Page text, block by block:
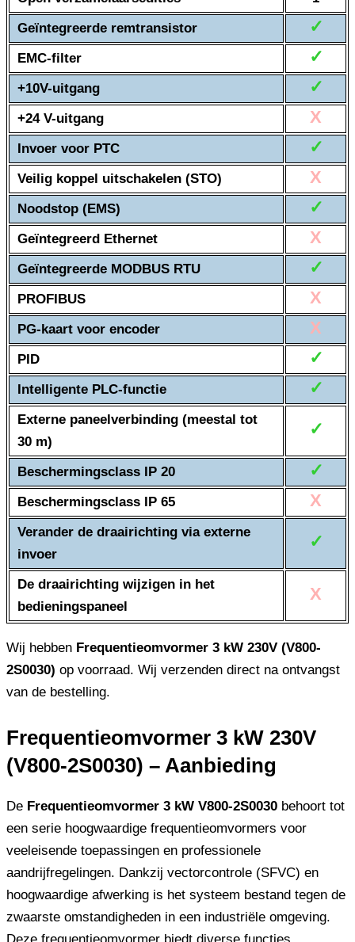
Geïntegreerde remtransistor
✓
EMC-filter ✓
+10V-uitgang ✓
+24 V-uitgang X
Invoer voor PTC ✓
Veilig koppel uitschakelen (STO) X
Noodstop (EMS) ✓
Geïntegreerd Ethernet X
Geïntegreerde MODBUS RTU ✓
PROFIBUS X
PG-kaart voor encoder X
PID ✓
Intelligente PLC-functie ✓
Externe paneelverbinding (meestal tot
30 m)
✓
Beschermingsclass IP 20 ✓
Beschermingsclass IP 65 X
Verander de draairichting via externe
invoer
✓
De draairichting wijzigen in het
bedieningspaneel
X
Wij hebben Frequentieomvormer 3 kW 230V (V800-
2S0030) op voorraad. Wij verzenden direct na ontvangst
van de bestelling.
Frequentieomvormer 3 kW 230V
(V800-2S0030) – Aanbieding
De Frequentieomvormer 3 kW V800-2S0030 behoort tot
een serie hoogwaardige frequentieomvormers voor
veeleisende toepassingen en professionele
aandrijfregelingen. Dankzij vectorcontrole (SFVC) en
hoogwaardige afwerking is het systeem bestand tegen de
zwaarste omstandigheden in een industriële omgeving.
Deze frequentieomvormer biedt diverse functies,